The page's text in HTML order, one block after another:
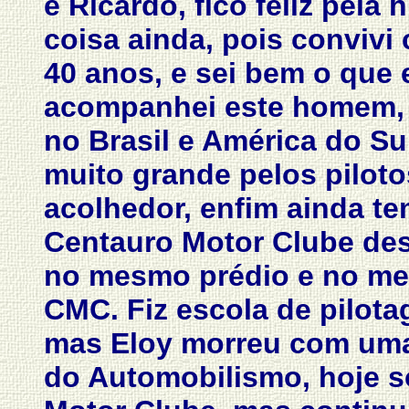
coisa ainda, pois convivi
40 anos, e sei bem o
acompanhei este
no Brasil e América do
muito grande pelos
acolhedor, enfim ainda
Centauro Motor Clube
no mesmo prédio e no
CMC. Fiz escola de
mas Eloy morreu com
do Automobilismo, hoje